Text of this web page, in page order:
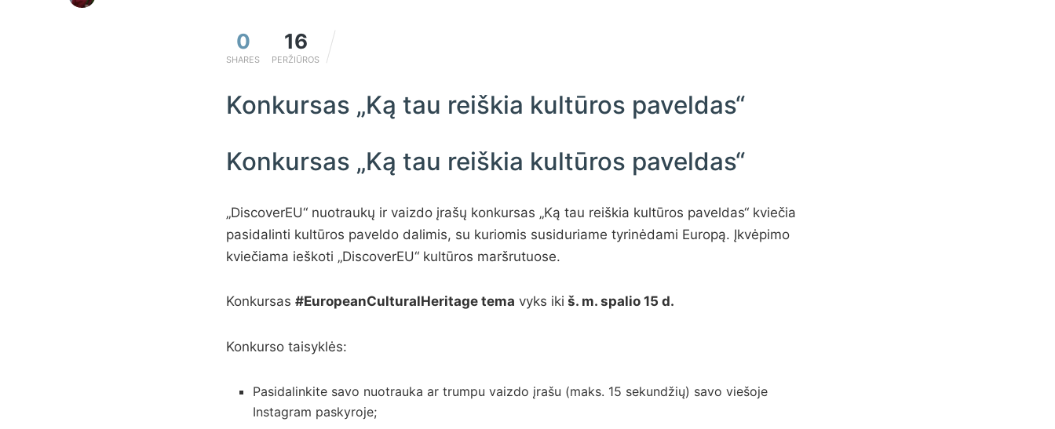
0
SHARES
16
PERŽIŪROS
Konkursas „Ką tau reiškia kultūros paveldas“
Konkursas „Ką tau reiškia kultūros paveldas“
„DiscoverEU“ nuotraukų ir vaizdo įrašų konkursas „Ką tau reiškia kultūros paveldas“ kviečia
pasidalinti kultūros paveldo dalimis, su kuriomis susiduriame tyrinėdami Europą. Įkvėpimo
kviečiama ieškoti „DiscoverEU“ kultūros maršrutuose.
Konkursas #EuropeanCulturalHeritage tema vyks iki š. m. spalio 15 d.
Konkurso taisyklės:
Pasidalinkite savo nuotrauka ar trumpu vaizdo įrašu (maks. 15 sekundžių) savo viešoje
Instagram paskyroje;